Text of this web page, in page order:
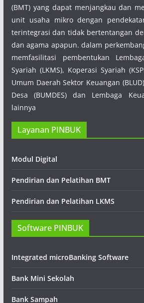
(BMT) yang dapat menjangkau dan
unit usaha mikro dengan
terintegrasi dan tidak bertentangan
dan agama apapun. dalam
memfasilitasi pembentukan
Syariah (LKMS), Koperasi Syariah
Umum Daerah Sektor Keuangan
Desa (BUMDES) dan Lembaga
lainnya
Layanan PINBUK
Modul Digital
Pendirian dan Pelatihan BMT
Pendirian dan Pelatihan LKMS
Software PINBUK
Integrated microBanking Software
Bank Mini Sekolah
Bank Sampah